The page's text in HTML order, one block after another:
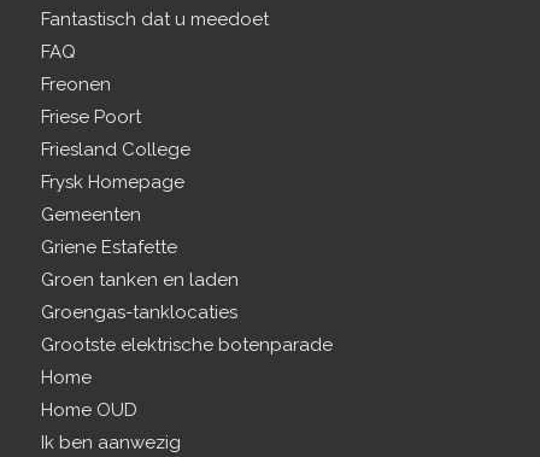
Fantastisch dat u meedoet
FAQ
Freonen
Friese Poort
Friesland College
Frysk Homepage
Gemeenten
Griene Estafette
Groen tanken en laden
Groengas-tanklocaties
Grootste elektrische botenparade
Home
Home OUD
Ik ben aanwezig